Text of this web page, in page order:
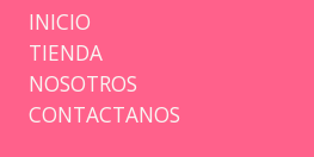
INICIO
TIENDA
NOSOTROS
CONTACTANOS